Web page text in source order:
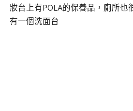
妝台上有POLA的保養品，廁所也
有一個洗面台